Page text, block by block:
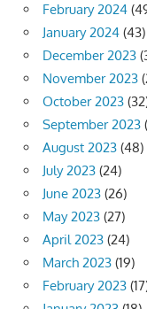
February 2024
January 2024 (43)
December 2023
November 2023
October 2023
September 2023
August 2023 (48)
July 2023 (24)
June 2023 (26)
May 2023 (27)
April 2023 (24)
March 2023 (19)
February 2023